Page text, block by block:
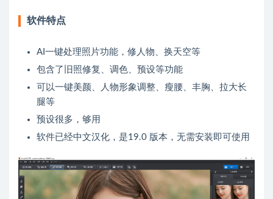
软件特点
AI一键处理照片功能，修人物、换天空等
包含了旧照修复、调色、预设等功能
可以一键美颜、人物形象调整、瘦腰、丰胸、拉大长
腿等
预设很多，够用
软件已经中文汉化，是19.0 版本，无需安装即可使用